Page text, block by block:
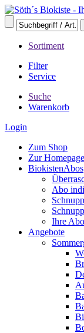
Sortiment
Filter
Service
Suche
Warenkorb
Login
Zum Shop
Zur Homepage
BiokistenAbos
Abo
Ihre
Angebote